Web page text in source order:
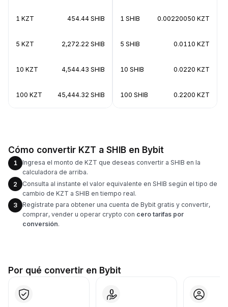
1 KZT 454.44 SHIB
5 KZT 2,272.22 SHIB
10 KZT 4,544.43 SHIB
100 KZT 45,444.32 SHIB
1 SHIB 0.00220050 KZT
5 SHIB 0.0110 KZT
10 SHIB 0.0220 KZT
100 SHIB 0.2200 KZT
Cómo convertir KZT a SHIB en Bybit
1
Ingresa el monto de KZT que deseas convertir a SHIB en la
calculadora de arriba.
2
Consulta al instante el valor equivalente en SHIB según el tipo de
cambio de KZT a SHIB en tiempo real.
3
Regístrate para obtener una cuenta de Bybit gratis y convertir,
comprar, vender u operar crypto con cero tarifas por
conversión.
Por qué convertir en Bybit